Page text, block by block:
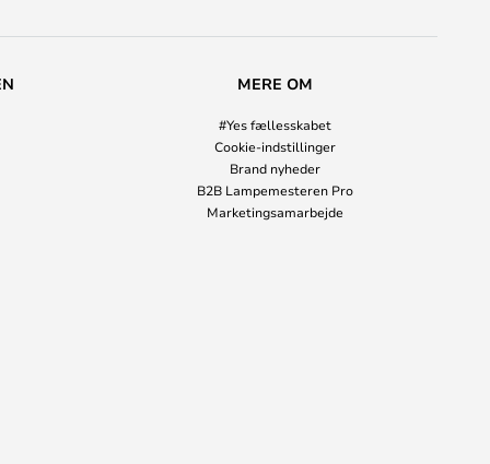
MERE OM
#Yes fællesskabet
Cookie-indstillinger
Brand nyheder
B2B Lampemesteren Pro
Marketingsamarbejde